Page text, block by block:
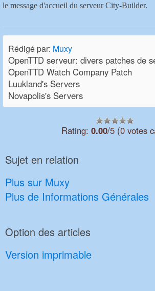
le message d'accueil du serveur City-Builder.
Rédigé par: Muxy
OpenTTD serveur: divers patches de
OpenTTD Watch Company Patch
Luukland's Servers
Novapolis's Servers
Rating: 0.00/5 (0 votes
Sujet en relation
Plus sur Muxy
Plus de Informations Générales
Option des articles
Version imprimable